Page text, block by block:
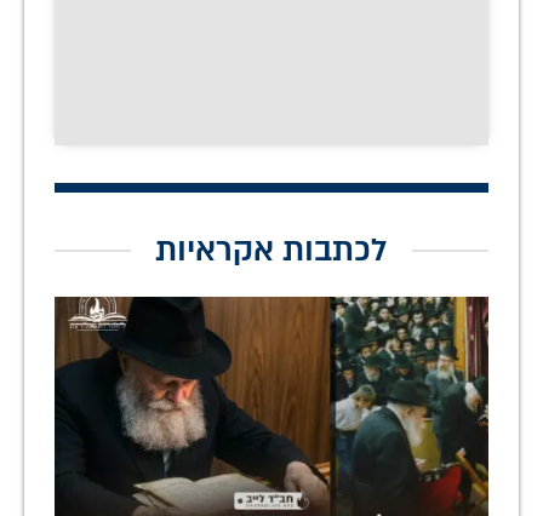
לכתבות אקראיות